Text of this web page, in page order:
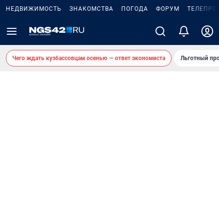
НЕДВИЖИМОСТЬ ЗНАКОМСТВА ПОГОДА ФОРУМ
Чего ждать кузбассовцам осенью — ответ экономиста Льготный